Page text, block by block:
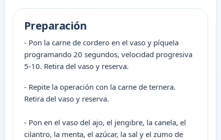
Preparación
- Pon la carne de cordero en el vaso y píquela
programando 20 segundos, velocidad progresiva
5-10. Retira del vaso y reserva.
- Repite la operación con la carne de ternera.
Retira del vaso y reserva.
- Pon en el vaso del ajo, el jengibre, la canela, el
cilantro, la menta, el azúcar, la sal y el zumo de